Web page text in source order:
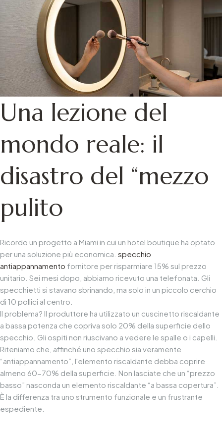
Una lezione del
mondo reale: il
disastro del “mezzo
pulito
Ricordo un progetto a Miami in cui un hotel boutique ha optato
per una soluzione più economica. specchio
antiappannamento fornitore per risparmiare 15% sul prezzo
unitario. Sei mesi dopo, abbiamo ricevuto una telefonata. Gli
specchietti si stavano sbrinando, ma solo in un piccolo cerchio
di 10 pollici al centro.
Il problema? Il produttore ha utilizzato un cuscinetto riscaldante
a bassa potenza che copriva solo 20% della superficie dello
specchio. Gli ospiti non riuscivano a vedere le spalle o i capelli.
Riteniamo che, affinché uno specchio sia veramente
“antiappannamento”, l'elemento riscaldante debba coprire
almeno 60-70% della superficie. Non lasciate che un “prezzo
basso” nasconda un elemento riscaldante “a bassa copertura”.
È la differenza tra uno strumento funzionale e un frustrante
espediente.